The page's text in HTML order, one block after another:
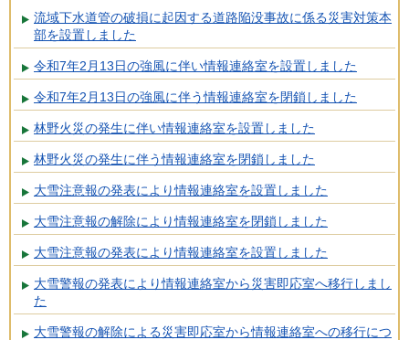
流域下水道管の破損に起因する道路陥没事故に係る災害対策本
部を設置しました
令和7年2月13日の強風に伴い情報連絡室を設置しました
令和7年2月13日の強風に伴う情報連絡室を閉鎖しました
林野火災の発生に伴い情報連絡室を設置しました
林野火災の発生に伴う情報連絡室を閉鎖しました
大雪注意報の発表により情報連絡室を設置しました
大雪注意報の解除により情報連絡室を閉鎖しました
大雪注意報の発表により情報連絡室を設置しました
大雪警報の発表により情報連絡室から災害即応室へ移行しまし
た
大雪警報の解除による災害即応室から情報連絡室への移行につ